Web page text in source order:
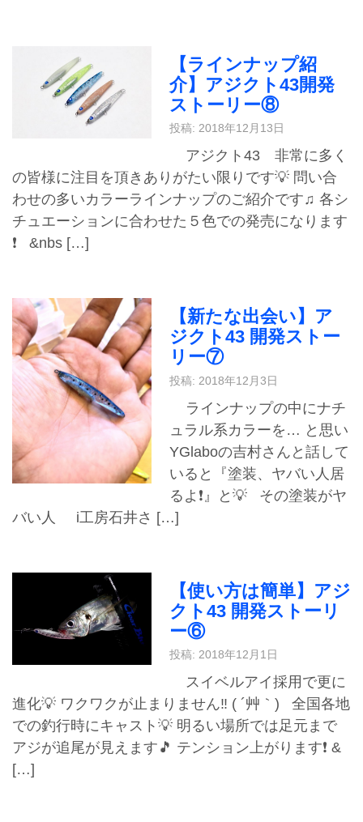
【ラインナップ紹
介】アジクト43開発
ストーリー⑧
投稿: 2018年12月13日
アジクト43 非常に多く
の皆様に注目を頂きありがたい限りです💡 問い合
わせの多いカラーラインナップのご紹介です♫ 各シ
チュエーションに合わせた５色での発売になります
❗️ &nbs […]
【新たな出会い】ア
ジクト43 開発ストー
リー⑦
投稿: 2018年12月3日
ラインナップの中にナチ
ュラル系カラーを… と思い
YGlaboの吉村さんと話して
いると『塗装、ヤバい人居
るよ❗️』と💡 その塗装がヤ
バい人 i工房石井さ […]
【使い方は簡単】アジ
クト43 開発ストーリ
ー⑥
投稿: 2018年12月1日
スイベルアイ採用で更に
進化💡 ワクワクが止まりません‼️ ( ´艸｀) 全国各地
での釣行時にキャスト💡 明るい場所では足元まで
アジが追尾が見えます🎵 テンション上がります❗️ &
[…]